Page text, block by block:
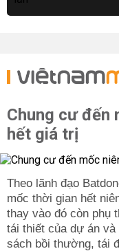
Chung cư đến
hết giá trị
Theo lãnh đạo
mốc thời gian hết
thay vào đó còn phụ
tái thiết của dự án
sách bồi thường, tái